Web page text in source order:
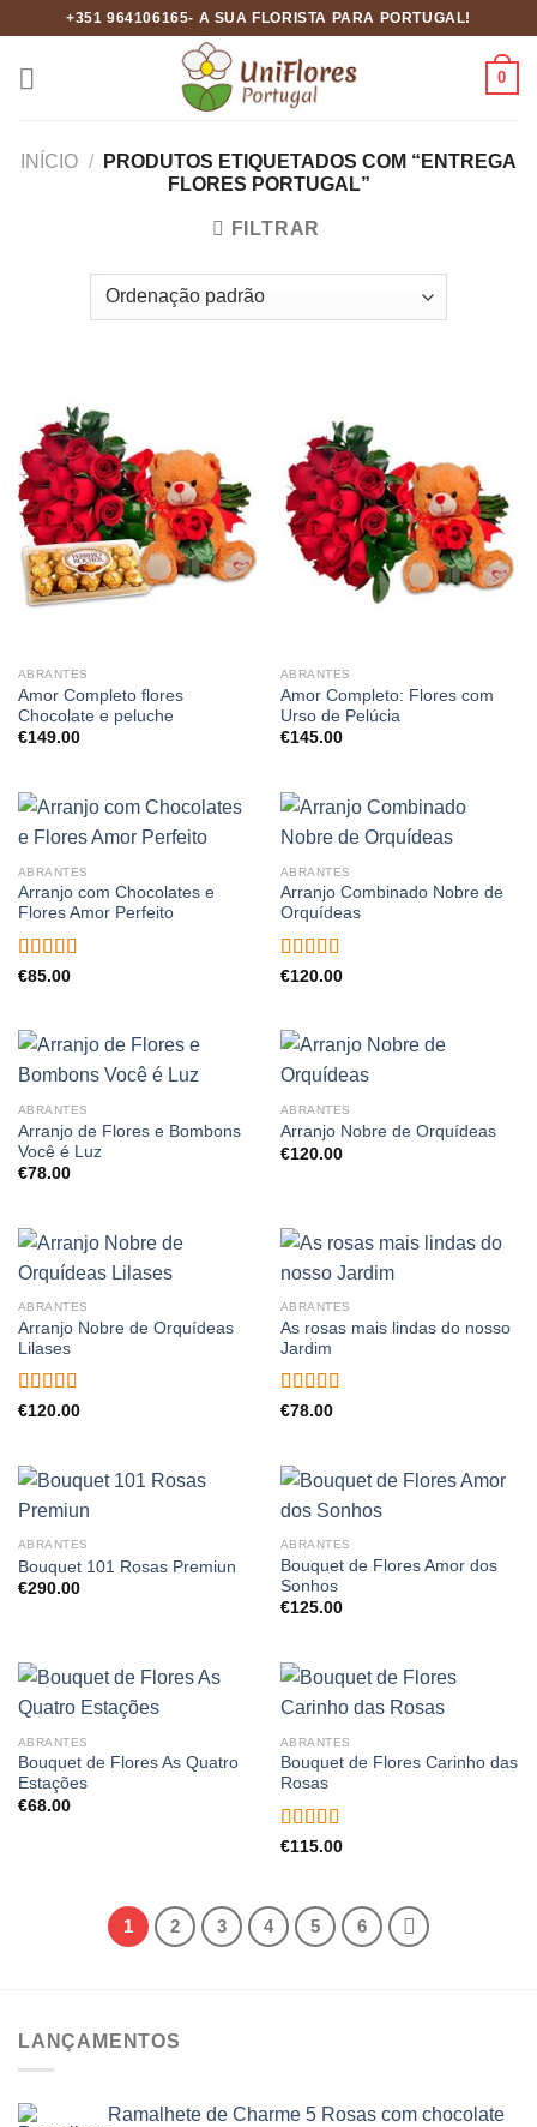
content
+351 964106165- A SUA FLORISTA PARA PORTUGAL!
0
INÍCIO /
PRODUTOS ETIQUETADOS COM “ENTREGA
FLORES PORTUGAL”
FILTRAR
ABRANTES
Amor Completo flores
Chocolate e peluche
€149.00
ABRANTES
Amor Completo: Flores com
Urso de Pelúcia
€145.00
ABRANTES
Arranjo com Chocolates e
Flores Amor Perfeito
Avaliação
€85.00
ABRANTES
Arranjo Combinado Nobre de
Orquídeas
Avaliação
€120.00
ABRANTES
Arranjo de Flores e Bombons
Você é Luz
€78.00
ABRANTES
Arranjo Nobre de Orquídeas
€120.00
ABRANTES
Arranjo Nobre de Orquídeas
Lilases
Avaliação
€120.00
ABRANTES
As rosas mais lindas do nosso
Jardim
Avaliação
€78.00
ABRANTES
Bouquet 101 Rosas Premiun
€290.00
ABRANTES
Bouquet de Flores Amor dos
Sonhos
€125.00
ABRANTES
Bouquet de Flores As Quatro
Estações
€68.00
ABRANTES
Bouquet de Flores Carinho das
Rosas
Avaliação
€115.00
1 2 3 4 5 6
LANÇAMENTOS
Ramalhete de Charme 5 Rosas com chocolate